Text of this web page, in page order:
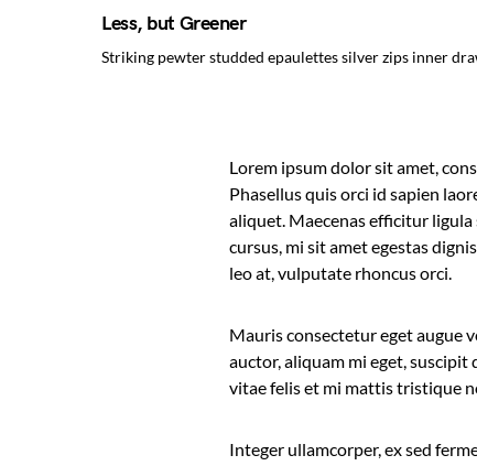
Less, but Greener
Striking pewter studded epaulettes silver zips inner
Lorem ipsum dolor sit amet,
Phasellus quis orci id sapien
aliquet. Maecenas efficitur ligula
cursus, mi sit amet egestas
leo at, vulputate rhoncus orci.
Mauris consectetur eget augue
auctor, aliquam mi eget, suscipit
vitae felis et mi mattis tristique
Integer ullamcorper, ex sed